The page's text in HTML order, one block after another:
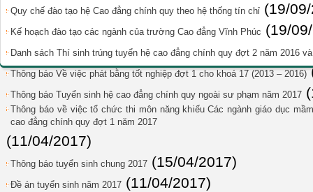
Quy chế đào tạo hệ Cao đẳng chính quy theo hệ thống tín chỉ (19/
Kế hoạch đào tạo các ngành của trường Cao đẳng Vĩnh Phúc (19/
Danh sách Thí sinh trúng tuyển hệ cao đẳng chính quy đợt 2 năm 2016
Thông báo Về việc phát bằng tốt nghiệp đợt 1 cho khoá 17 (2013 – 2016)
Thông báo Tuyển sinh hệ cao đẳng chính quy ngoài sư phạm năm 2017
Thông báo về việc tổ chức thi môn năng khiếu Các ngành giáo dục
cao đẳng chính quy đợt 1 năm 2017
(11/04/2017)
Thông báo tuyển sinh chung 2017 (15/04/2017)
Đề án tuyển sinh năm 2017 (11/04/2017)